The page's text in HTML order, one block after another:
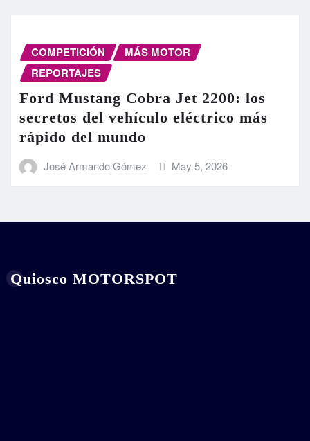
COMPETICIÓN
MÁS MOTOR
REPORTAJES
Ford Mustang Cobra Jet 2200: los
secretos del vehículo eléctrico más
rápido del mundo
José Armando Gómez May 5, 2026
Quiosco MOTORSPOT